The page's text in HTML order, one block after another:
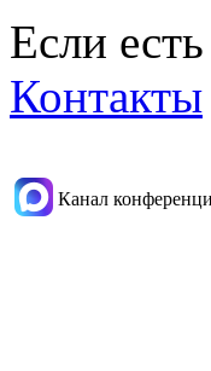
Если
Контакты
Канал